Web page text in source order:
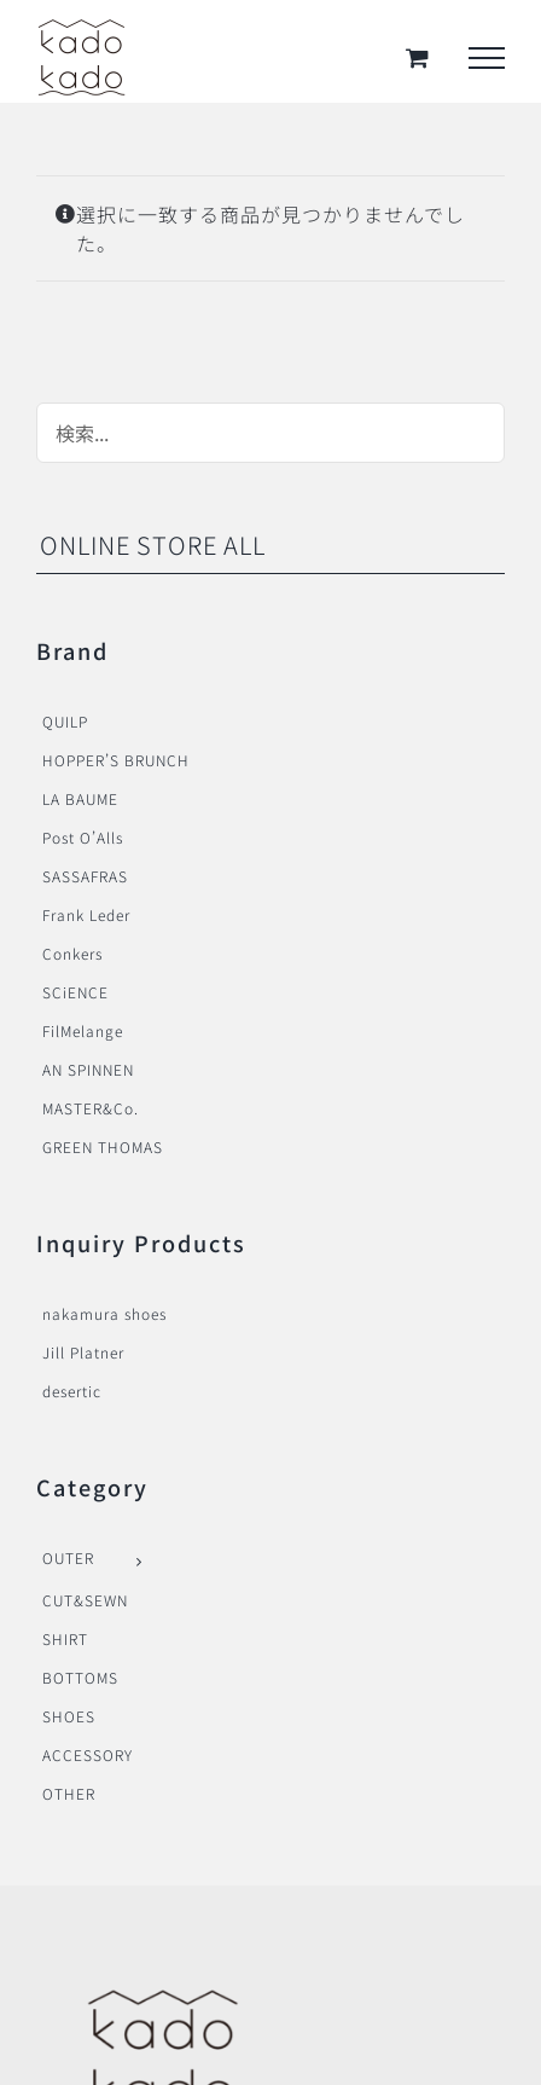
Skip
content
選択に一致する商品が見つかりませんでし
た。
ONLINE STORE ALL
Brand
QUILP
HOPPER’S BRUNCH
LA BAUME
Post O’Alls
SASSAFRAS
Frank Leder
Conkers
SCiENCE
FilMelange
AN SPINNEN
MASTER&Co.
GREEN THOMAS
Inquiry Products
nakamura shoes
Jill Platner
desertic
Category
OUTER
CUT&SEWN
SHIRT
BOTTOMS
SHOES
ACCESSORY
OTHER